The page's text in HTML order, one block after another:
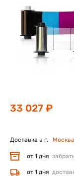
33 027 ₽
Доставка в г. Москва
от 1 дня
от 1 дня